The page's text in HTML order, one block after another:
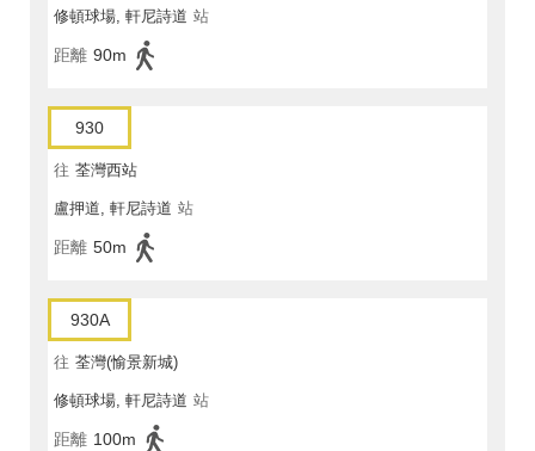
修頓球場, 軒尼詩道 站
距離 90m
930
往 荃灣西站
盧押道, 軒尼詩道 站
距離 50m
930A
往 荃灣(愉景新城)
修頓球場, 軒尼詩道 站
距離 100m